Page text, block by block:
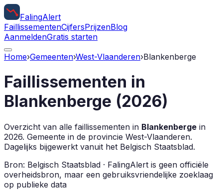
FalingAlert
FaillissementenCijfersPrijzenBlog
AanmeldenGratis starten
Home›Gemeenten›West-Vlaanderen›Blankenberge
Faillissementen in
Blankenberge (2026)
Overzicht van alle faillissementen in Blankenberge in
2026. Gemeente in de provincie West-Vlaanderen.
Dagelijks bijgewerkt vanuit het Belgisch Staatsblad.
Bron: Belgisch Staatsblad · FalingAlert is geen officiële
overheidsbron, maar een gebruiksvriendelijke zoeklaag
op publieke data